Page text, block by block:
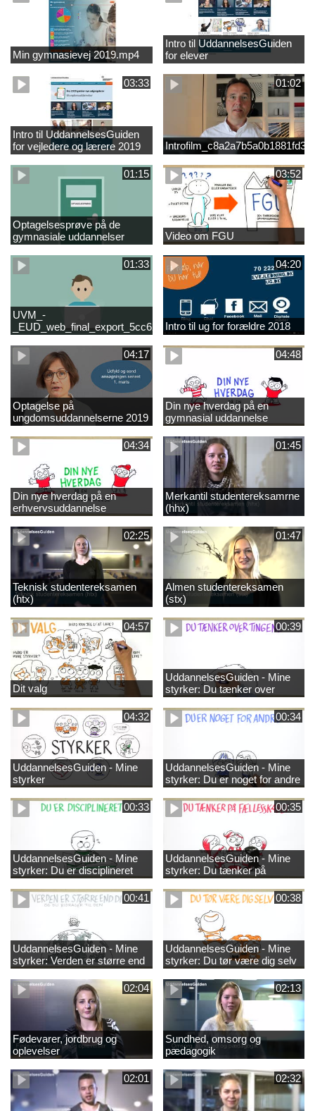
Min gymnasievej 2019.mp4
Intro til UddannelsesGuiden
for elever
03:33
Intro til UddannelsesGuiden
for vejledere og lærere 2019
01:02
01:15
Optagelsesprøve på de
gymnasiale uddannelser
03:52
Video om FGU
01:33
UVM_-
04:20
Intro til ug for forældre 2018
04:17
Optagelse på
ungdomsuddannelserne 2019
04:48
Din nye hverdag på en
gymnasial uddannelse
04:34
Din nye hverdag på en
erhvervsuddannelse
01:45
Merkantil studentereksamrne
(hhx)
02:25
Teknisk studentereksamen
(htx)
01:47
Almen studentereksamen
(stx)
04:57
Dit valg
00:39
UddannelsesGuiden - Mine
styrker: Du tænker over
tingene
04:32
UddannelsesGuiden - Mine
styrker
00:34
UddannelsesGuiden - Mine
styrker: Du er noget for andre
00:33
UddannelsesGuiden - Mine
styrker: Du er disciplineret
00:35
UddannelsesGuiden - Mine
styrker: Du tænker på
fællesskabet
00:41
UddannelsesGuiden - Mine
styrker: Verden er større end
dig og du bidrager til den
00:38
UddannelsesGuiden - Mine
styrker: Du tør være dig selv
02:04
Fødevarer, jordbrug og
oplevelser
02:13
Sundhed, omsorg og
pædagogik
02:01 02:32